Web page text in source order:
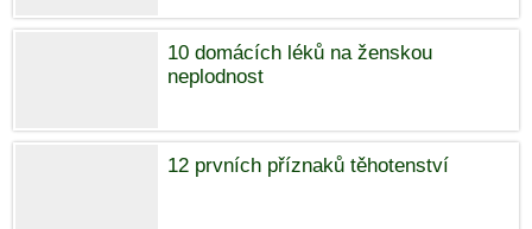
10 domácích léků na ženskou
neplodnost
12 prvních příznaků těhotenství